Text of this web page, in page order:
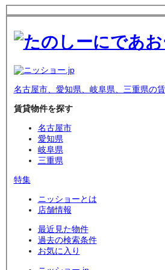
名古屋市、愛知県、岐阜県、三重県の
賃貸物件を探す
名古屋市
愛知県
岐阜県
三重県
特集
ニッショーとは
店舗情報
最近見た物件
過去の検索条件
お気に入り